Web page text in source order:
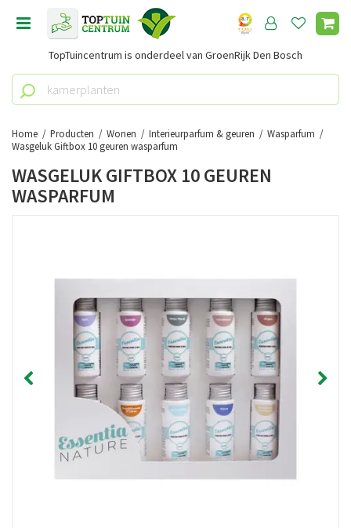
Home Producten Wonen Interieurparfum & geuren
Wasparfum
Wasgeluk Giftbox 10 geuren wasparfum
TopTuincentrum is onderdeel van GroenRijk Den Bosch
WASGELUK GIFTBOX 10 GEUREN
WASPARFUM